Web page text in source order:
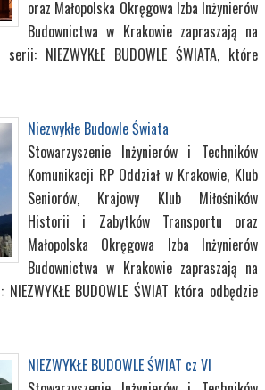
oraz Małopolska Okręgowa Izba Inżynierów
Budownictwa w Krakowie zapraszają na
NIEZWYKŁE BUDOWLE ŚWIATA, które
Niezwykłe Budowle Świata
Stowarzyszenie Inżynierów i Techników
Komunikacji RP Oddział w Krakowie, Klub
Seniorów, Krajowy Klub Miłośników
Historii i Zabytków Transportu oraz
Małopolska Okręgowa Izba Inżynierów
Budownictwa w Krakowie zapraszają na
BUDOWLE ŚWIAT która odbędzie
NIEZWYKŁE BUDOWLE ŚWIAT cz VI